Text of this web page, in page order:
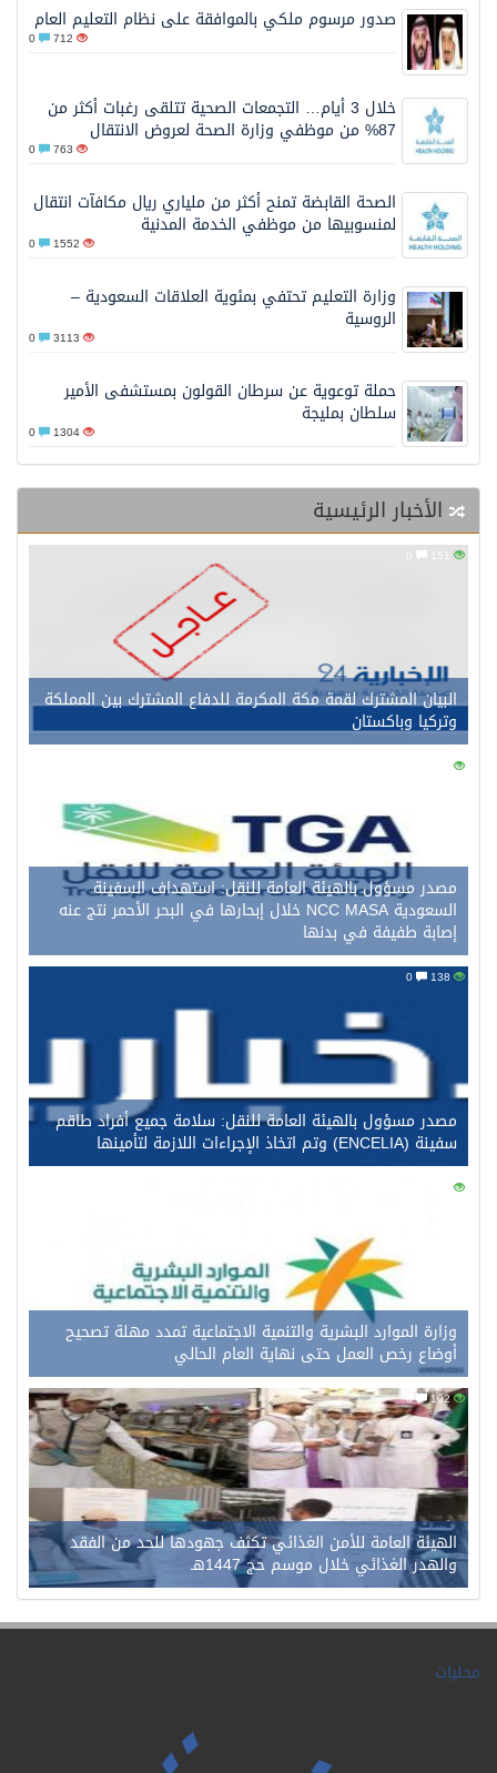
صدور مرسوم ملكي بالموافقة على نظام التعليم العام
712
خلال 3 أيام… التجمعات الصحية تتلقى رغبات أكثر من
87% من موظفي وزارة الصحة لعروض الانتقال
763
الصحة القابضة تمنح أكثر من ملياري ريال مكافآت انتقال
لمنسوبيها من موظفي الخدمة المدنية
1552
وزارة التعليم تحتفي بمئوية العلاقات السعودية –
الروسية
3113
حملة توعوية عن سرطان القولون بمستشفى الأمير
سلطان بمليجة
1304
الأخبار الرئيسية
البيان المشترك لقمة مكة المكرمة للدفاع المشترك بين المملكة
وتركيا وباكستان
150
مصدر مسؤول بالهيئة العامة للنقل: استهداف السفينة
السعودية NCC MASA خلال إبحارها في البحر الأحمر نتج عنه
إصابة طفيفة في بدنها
مصدر مسؤول بالهيئة العامة للنقل: سلامة جميع أفراد طاقم
سفينة (ENCELIA) وتم اتخاذ الإجراءات اللازمة لتأمينها
121
وزارة الموارد البشرية والتنمية الاجتماعية تمدد مهلة تصحيح
أوضاع رخص العمل حتى نهاية العام الحالي
102
0
الهيئة العامة للأمن الغذائي تكثف جهودها للحد من الفقد
والهدر الغذائي خلال موسم حج 1447هـ
محليات